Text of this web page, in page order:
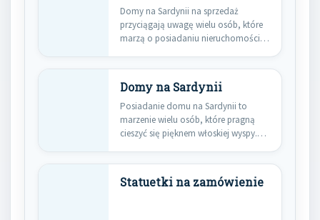
Domy na Sardynii na sprzedaż
przyciągają uwagę wielu osób, które
marzą o posiadaniu nieruchomości
Domy na Sardynii
Posiadanie domu na Sardynii to
marzenie wielu osób, które pragną
cieszyć się pięknem włoskiej wyspy.…
Statuetki na zamówienie